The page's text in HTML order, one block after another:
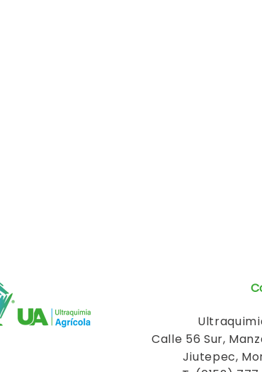
Calle 56 Sur,
Jiutepec,